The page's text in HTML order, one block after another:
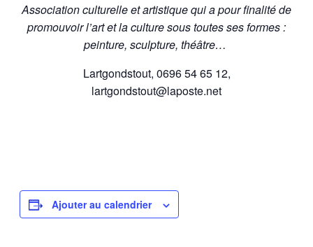
Association culturelle et artistique qui a pour finalité de
promouvoir l’art et la culture sous toutes ses formes :
peinture, sculpture, théâtre…
Lartgondstout, 0696 54 65 12,
lartgondstout@laposte.net
Ajouter au calendrier